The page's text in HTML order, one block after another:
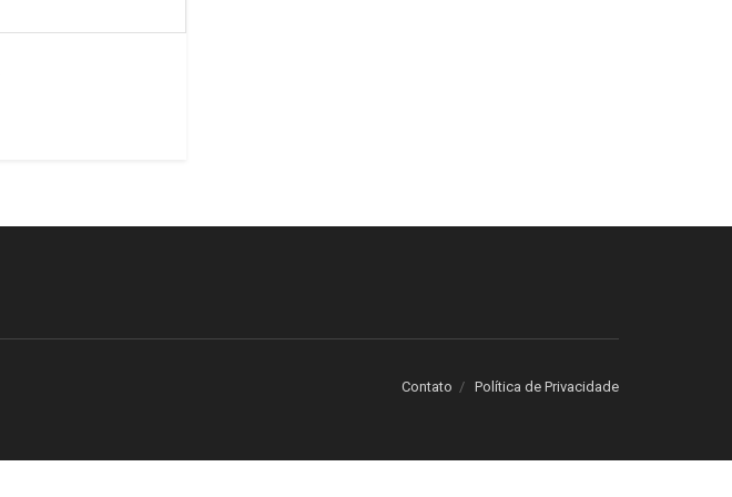
Contato Política de Privacidade